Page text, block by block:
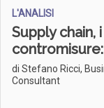
L'ANALISI
Supply chain,
di Stefano Ricci,
Consultant